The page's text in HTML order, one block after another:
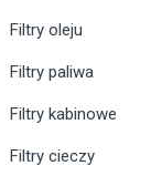
Filtry oleju
Filtry paliwa
Filtry kabinowe
Filtry cieczy